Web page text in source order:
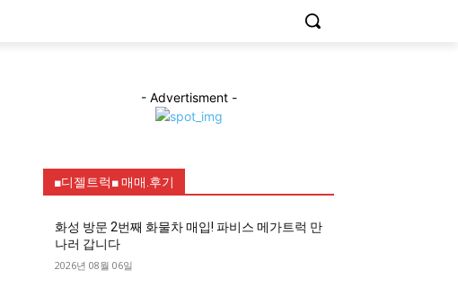
- Advertisment -
■디젤트럭■ 매매.후기
화성 방문 2번째 화물차 매입! 파비스 메가트럭 만
나러 갑니다
2026년 08월 06일